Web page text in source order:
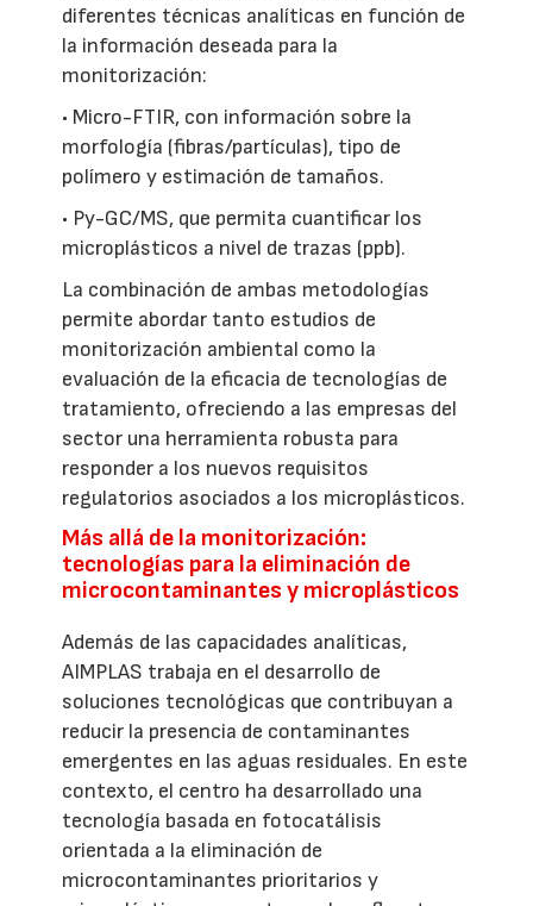
diferentes técnicas analíticas en función de
la información deseada para la
monitorización:
• Micro-FTIR, con información sobre la
morfología (fibras/partículas), tipo de
polímero y estimación de tamaños.
• Py-GC/MS, que permita cuantificar los
microplásticos a nivel de trazas (ppb).
La combinación de ambas metodologías
permite abordar tanto estudios de
monitorización ambiental como la
evaluación de la eficacia de tecnologías de
tratamiento, ofreciendo a las empresas del
sector una herramienta robusta para
responder a los nuevos requisitos
regulatorios asociados a los microplásticos.
Más allá de la monitorización:
tecnologías para la eliminación de
microcontaminantes y microplásticos
Además de las capacidades analíticas,
AIMPLAS trabaja en el desarrollo de
soluciones tecnológicas que contribuyan a
reducir la presencia de contaminantes
emergentes en las aguas residuales. En este
contexto, el centro ha desarrollado una
tecnología basada en fotocatálisis
orientada a la eliminación de
microcontaminantes prioritarios y